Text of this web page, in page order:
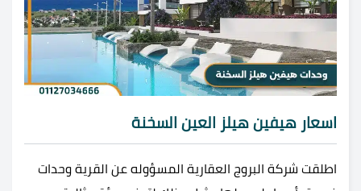
اسعار هيفين هيلز العين السخنة
اطلقت شركة البروج العقارية المسؤوله عن القرية وحدات